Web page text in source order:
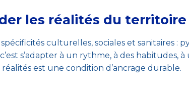
les réalités du territoire
culturelles, sociales et sanitaires
s’adapter à un rythme, à des
est une condition d’ancrage durable.